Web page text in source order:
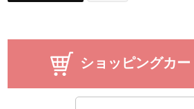
ショッピングカ